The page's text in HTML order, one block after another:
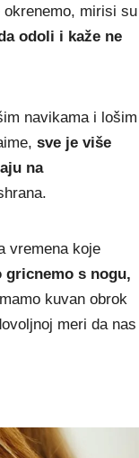
okrenemo, mirisi su
odoli i kaže ne
navikama i lošim
sve je više
na
vremena koje
gricnemo s nogu,
kuvan obrok
meri da nas